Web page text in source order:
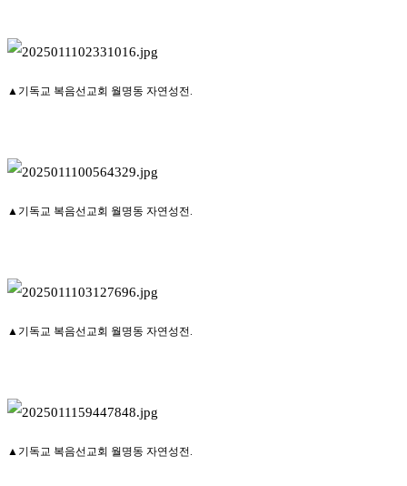
▲기독교 복음선교회 월명동 자연성전.
▲기독교 복음선교회 월명동 자연성전.
▲기독교 복음선교회 월명동 자연성전.
▲기독교 복음선교회 월명동 자연성전.